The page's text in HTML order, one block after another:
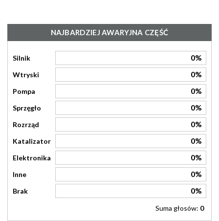
NAJBARDZIEJ AWARYJNA CZĘŚĆ
Silnik 0%
Wtryski 0%
Pompa 0%
Sprzęgło 0%
Rozrząd 0%
Katalizator 0%
Elektronika 0%
Inne 0%
Brak 0%
Suma głosów: 0